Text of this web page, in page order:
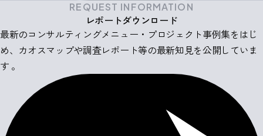
REQUEST INFORMATION
レポートダウンロード
最新のコンサルティングメニュー・プロジェクト事例集をはじ
め、カオスマップや調査レポート等の最新知見を公開していま
す 。